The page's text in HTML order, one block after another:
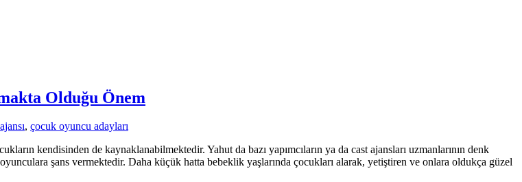
Olduğu Önem
, çocuk oyuncu adayları
kendisinden de kaynaklanabilmektedir. Yahut da bazı yapımcıların ya da cast ajansları uzmanlarının denk
şans vermektedir. Daha küçük hatta bebeklik yaşlarında çocukları alarak, yetiştiren ve onlara oldukça güzel